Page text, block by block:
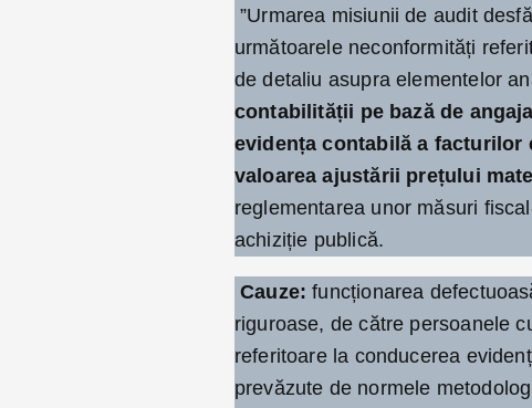
”Urmarea misiunii de audit
următoarele neconformități
de detaliu asupra elementelor
contabilității pe bază de
evidența contabilă a facturilor
valoarea ajustării prețului
reglementarea unor măsuri
achiziție publică.
Cauze: funcționarea
riguroase, de către persoanele
referitoare la conducerea
prevăzute de normele